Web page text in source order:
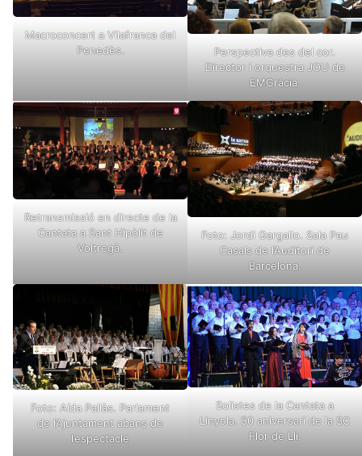
Macroconcert a Vilafranca del
Penedès.
Perspectiva des del cor.
Director i orquestra JOU de
EMGràcia.
Retransmissió en directe de la
Cantata a Sant Hipòlit de
Voltregà.
Foto: Jordi Gargallo. Sala Pau
Casals de l’Auditori de
Barcelona.
Foto: Aída Pallàs. Parlament
de l’Ajuntament abans de
l’espectacle
Solistes de la Cantata a
Linyola. 50 aniversari de la SC
Flor de Lli.